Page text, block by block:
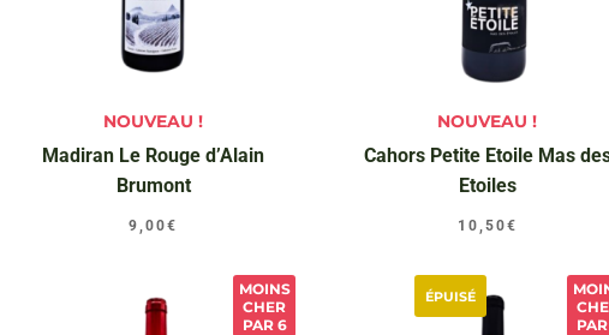
NOUVEAU !
Madiran Le Rouge d’Alain
Brumont
9,00€
NOUVEAU !
Cahors Petite Etoile Mas
Etoiles
10,50€
MOINS
CHER
PAR 6
ÉPUISÉ